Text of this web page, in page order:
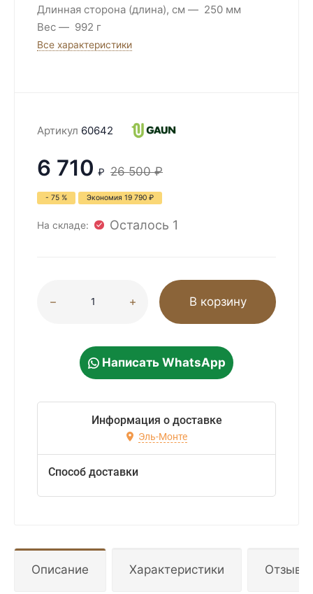
Длинная сторона (длина), см
250 мм
Вес
992 г
Все характеристики
Артикул 60642
6 710 ₽ 26 500 ₽
- 75 % Экономия 19 790 ₽
На складе: Осталось 1
В корзину
Написать WhatsApp
Информация о доставке
Эль-Монте
Способ доставки
Описание Характеристики